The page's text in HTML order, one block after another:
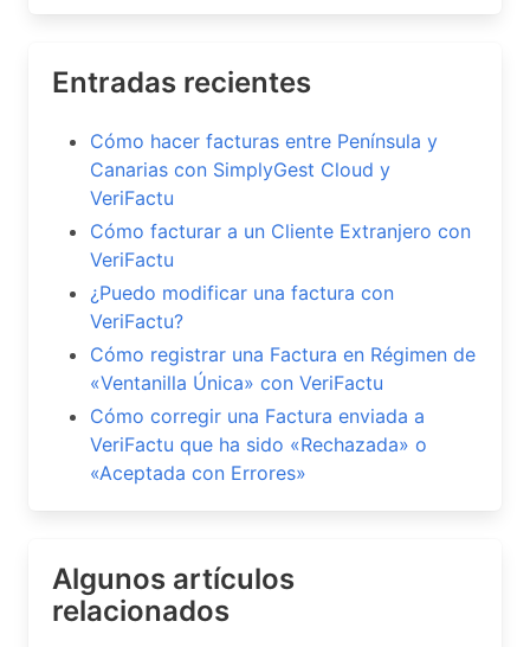
Entradas recientes
Cómo hacer facturas entre Península y
Canarias con SimplyGest Cloud y
VeriFactu
Cómo facturar a un Cliente Extranjero con
VeriFactu
¿Puedo modificar una factura con
VeriFactu?
Cómo registrar una Factura en Régimen de
«Ventanilla Única» con VeriFactu
Cómo corregir una Factura enviada a
VeriFactu que ha sido «Rechazada» o
«Aceptada con Errores»
Algunos artículos
relacionados